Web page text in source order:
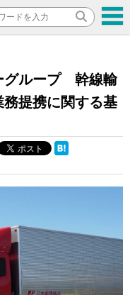
グループ 幹線輸
提携に関する基